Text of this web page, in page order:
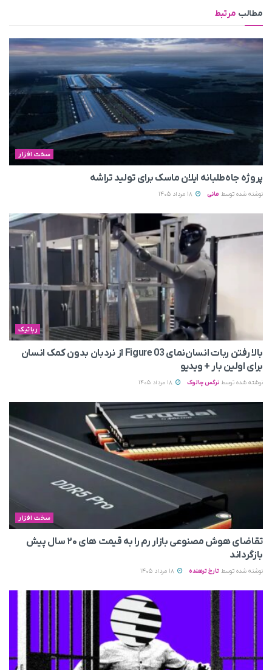
مطالب مرتبط
سخت افزار
پروژه جاه‌طلبانه ایلان ماسک برای تولید تراشه
نوشته شده توسط مانی
رباتیک
بالا رفتن ربات انسان‌نمای Figure 03 از نردبان بدون کمک انسان
برای اولین بار + ویدیو
نوشته شده توسط نرگس چالوک
سخت افزار
تقاضای هوش مصنوعی بازار رم را به قیمت های ۲۰ سال پیش
بازگرداند
نوشته شده توسط تارخ ترهنده